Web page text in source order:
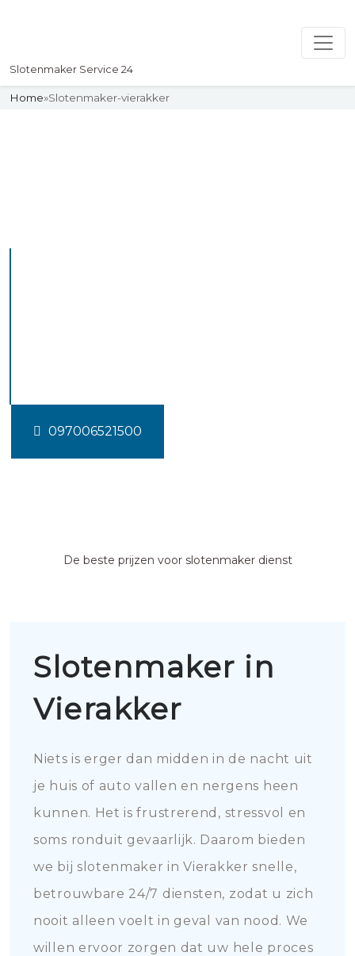
Slotenmaker Service 24
Home»Slotenmaker-vierakker
097006521500
De beste prijzen voor slotenmaker dienst
Slotenmaker in
Vierakker
Niets is erger dan midden in de nacht uit
je huis of auto vallen en nergens heen
kunnen. Het is frustrerend, stressvol en
soms ronduit gevaarlijk. Daarom bieden
we bij slotenmaker in Vierakker snelle,
betrouwbare 24/7 diensten, zodat u zich
nooit alleen voelt in geval van nood. We
willen ervoor zorgen dat uw hele proces